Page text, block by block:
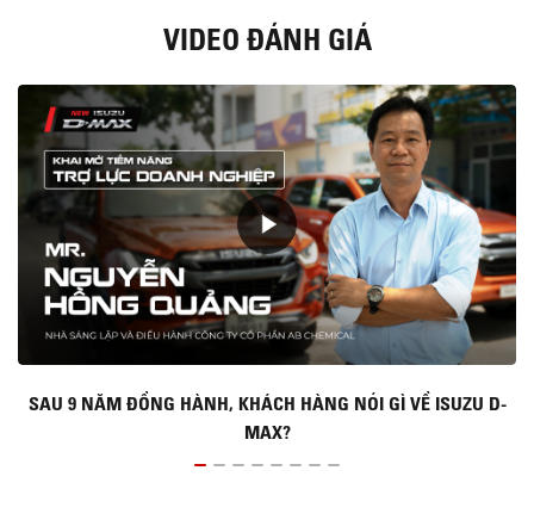
VIDEO ĐÁNH GIÁ
SAU 9 NĂM ĐỒNG HÀNH, KHÁCH HÀNG NÓI GÌ VỀ ISUZU D-
MAX?